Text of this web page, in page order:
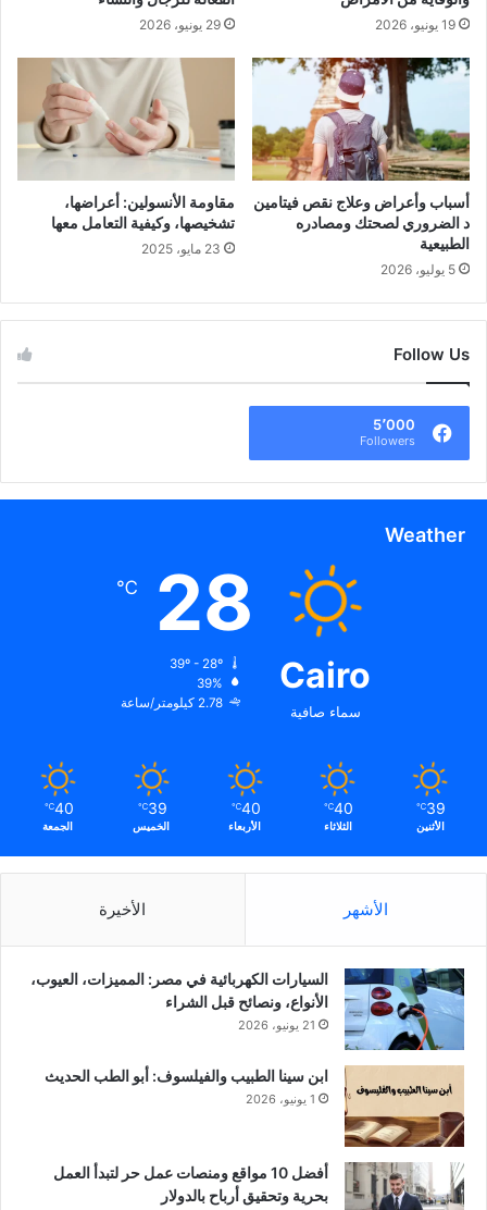
أ
س
ر
ا
ي
د
:
ل
ب
ي
ة
ي
ج
ب
ة
19 يونيو، 2026 29 يونيو، 2026
أسباب وأعراض وعلاج نقص فيتامين
د الضروري لصحتك ومصادره
الطبيعية
5 يوليو، 2026
مقاومة الأنسولين: أعراضها،
تشخيصها، وكيفية التعامل معها
23 مايو، 2025
Follow Us
5٬000
Followers
Weather
Cairo
سماء صافية
28
℃
39%
2.78 كيلومتر/ساعة
39
℃
الأثنين
40
℃
الثلاثاء
40
℃
الأربعاء
39
℃
الخميس
40
℃
الجمعة
الأشهر الأخيرة
السيارات الكهربائية في مصر: المميزات، العيوب،
الأنواع، ونصائح قبل الشراء
21 يونيو، 2026
ابن سينا الطبيب والفيلسوف: أبو الطب الحديث
1 يونيو، 2026
أفضل 10 مواقع ومنصات عمل حر لتبدأ العمل
بحرية وتحقيق أرباح بالدولار